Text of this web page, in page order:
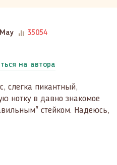
35054
на автора
слегка пикантный,
нотку в давно знакомое
стейком. Надеюсь,